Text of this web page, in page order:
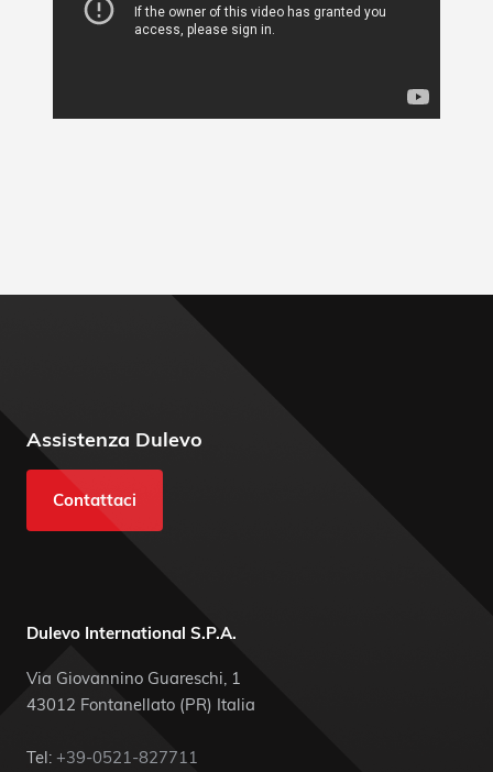
Assistenza Dulevo
Contattaci
Dulevo International S.P.A.
Via Giovannino Guareschi, 1
43012 Fontanellato (PR) Italia
Tel: +39-0521-827711